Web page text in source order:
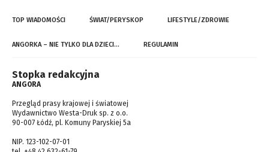
TOP WIADOMOŚCI ŚWIAT/PERYSKOP LIFESTYLE/ZDROWIE
ANGORKA – NIE TYLKO DLA DZIECI… REGULAMIN
Stopka redakcyjna
ANGORA
Przegląd prasy krajowej i światowej
Wydawnictwo Westa-Druk sp. z o.o.
90-007 Łódź, pl. Komuny Paryskiej 5a
NIP. 123-102-07-01